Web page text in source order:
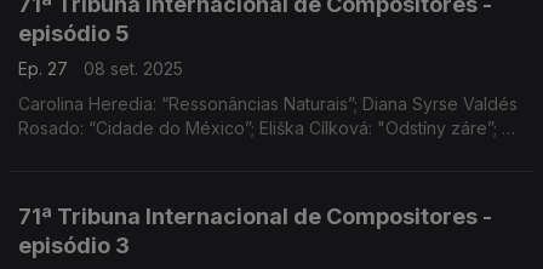
episódio 5
Ep. 27
08 set. 2025
Carolina Heredia: “Ressonâncias Naturais”; Diana Syrse Valdés
Rosado: “Cidade do México”; Eliška Cílková: "Odstíny záre”; e
71ª Tribuna Internacional de Compositores -
episódio 3